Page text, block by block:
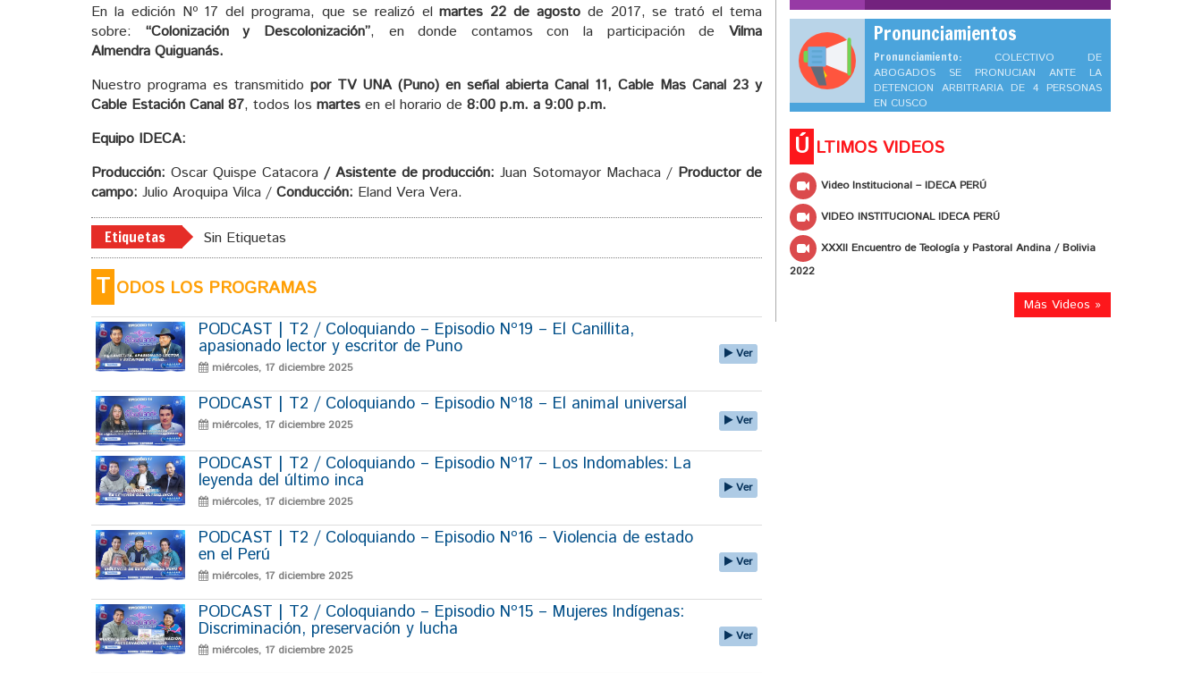
En la edición Nº 17 del programa, que se realizó elmartes 22 de agosto de 2017, se trató el tema
sobre: “Colonización y Descolonización”, en donde contamos con la participación deVilma
Almendra Quiguanás.
Nuestro programa es transmitido por TV UNA (Puno) en señal abierta Canal 11, Cable Mas Canal 23 y
Cable Estación Canal 87, todos los martes en el horario de 8:00 p.m. a 9:00 p.m.
Equipo IDECA:
Producción: Oscar Quispe Catacora/ Asistente de producción: Juan Sotomayor Machaca / Productor de
campo: Julio Aroquipa Vilca / Conducción: Eland Vera Vera.
Etiquetas Sin Etiquetas
T ODOS LOS PROGRAMAS
PODCAST | T2 / Coloquiando – Episodio Nº19 – El Canillita,
apasionado lector y escritor de Puno
miércoles, 17 diciembre 2025
Ver
PODCAST | T2 / Coloquiando – Episodio Nº18 – El animal universal
miércoles, 17 diciembre 2025 Ver
PODCAST | T2 / Coloquiando – Episodio Nº17 – Los Indomables: La
leyenda del último inca
miércoles, 17 diciembre 2025
Ver
PODCAST | T2 / Coloquiando – Episodio Nº16 – Violencia de estado
en el Perú
miércoles, 17 diciembre 2025
Ver
PODCAST | T2 / Coloquiando – Episodio Nº15 – Mujeres Indígenas:
Discriminación, preservación y lucha
miércoles, 17 diciembre 2025
Ver
Pronunciamientos
Pronunciamiento: COLECTIVO DE
ABOGADOS SE PRONUCIAN ANTE LA
DETENCION ARBITRARIA DE 4 PERSONAS
EN CUSCO
Ú LTIMOS VIDEOS
Video Institucional – IDECA PERÚ
VIDEO INSTITUCIONAL IDECA PERÚ
XXXII Encuentro de Teología y Pastoral Andina / Bolivia
2022
Más Videos »